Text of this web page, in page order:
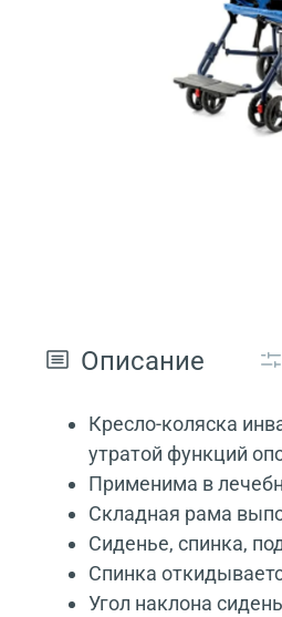
Описание
Кресло-коляска
утратой функций
Применима в
Складная рама
Сиденье, спинка,
Спинка
Угол наклона